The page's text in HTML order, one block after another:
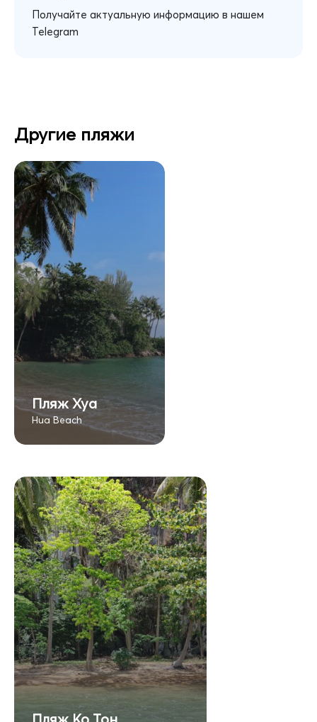
Получайте актуальную информацию в нашем
Telegram
Другие пляжи
Пляж Хуа
Hua Beach